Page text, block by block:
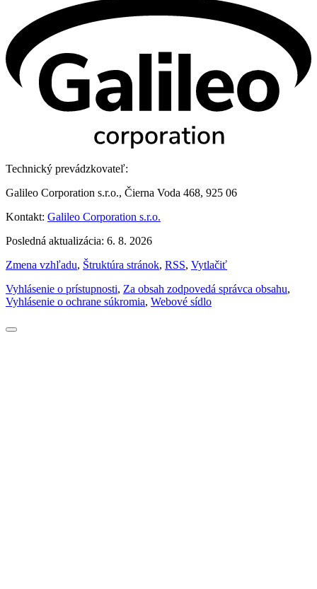
Technický prevádzkovateľ:
Galileo Corporation s.r.o., Čierna Voda 468, 925 06
Kontakt: Galileo Corporation s.r.o.
Posledná aktualizácia: 6. 8. 2026
Zmena vzhľadu, Štruktúra stránok, RSS, Vytlačiť
Vyhlásenie o prístupnosti, Za obsah zodpovedá správca obsahu,
Vyhlásenie o ochrane súkromia, Webové sídlo